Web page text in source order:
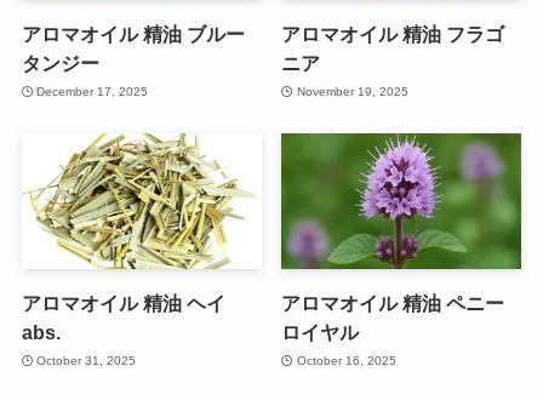
アロマオイル 精油 ブルー
タンジー
December 17, 2025
アロマオイル 精油 フラゴ
ニア
November 19, 2025
アロマオイル 精油 ヘイ
abs.
October 31, 2025
アロマオイル 精油 ペニー
ロイヤル
October 16, 2025